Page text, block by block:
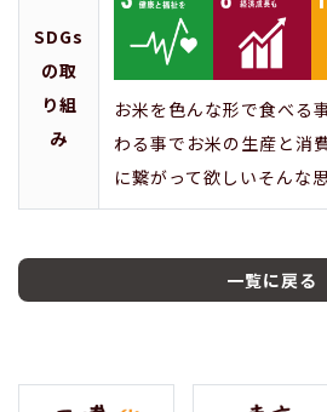
SDGs
の取
り組
み
お米を色んな形で食べる
わる事でお米の生産と消
に繋がって欲しいそんな
一覧に戻る